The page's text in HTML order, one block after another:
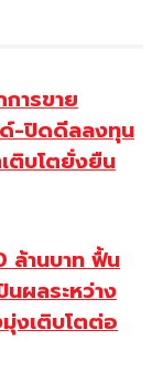
ารขาย
ด์-ปิดดีลลงทุน
ติบโตยั่งยืน
ล้านบาท ฟื้น
ผลระหว่าง
งเติบโตต่อ